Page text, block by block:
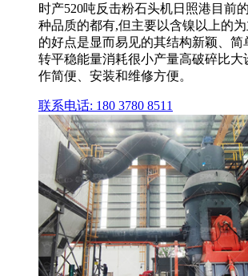
时产520吨反击粉石头机日照港目前
种品质的都有,但主要以含镍以上的
的好点是显而易见的其结构新颖、简
转平稳能量消耗很小产量高破碎比大
作简便、安装和维修方便。
联系电话: 180 3780 8511